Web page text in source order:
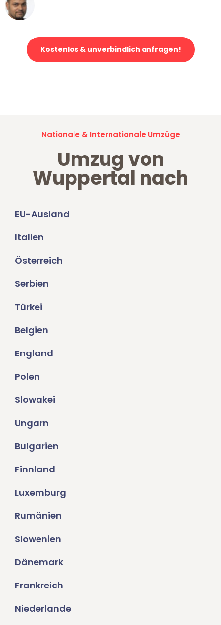
Kostenlos & unverbindlich anfragen!
Nationale & Internationale Umzüge
Umzug von
Wuppertal nach
EU-Ausland
Italien
Österreich
Serbien
Türkei
Belgien
England
Polen
Slowakei
Ungarn
Bulgarien
Finnland
Luxemburg
Rumänien
Slowenien
Dänemark
Frankreich
Niederlande